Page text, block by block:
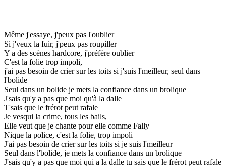
Même j'essaye, j'peux pas l'oublier
Si j'veux la fuir, j'peux pas roupiller
Y a des scènes hardcore, j'préfère oublier
C'est la folie trop impoli,
j'ai pas besoin de crier sur les toits si j'suis l'meilleur, seul dans
l'bolide
Seul dans un bolide je mets la confiance dans un brolique
J'sais qu'y a pas que moi qu'à la dalle
T'sais que le frérot peut rafale
Je vesqui la crime, tous les bails,
Elle veut que je chante pour elle comme Fally
Nique la police, c'est la folie, trop impoli
J'ai pas besoin de crier sur les toits si je suis l'meilleur
Seul dans l'bolide, je mets la confiance dans un brolique
J'sais qu'y a pas que moi qui a la dalle tu sais que le frérot peut rafale